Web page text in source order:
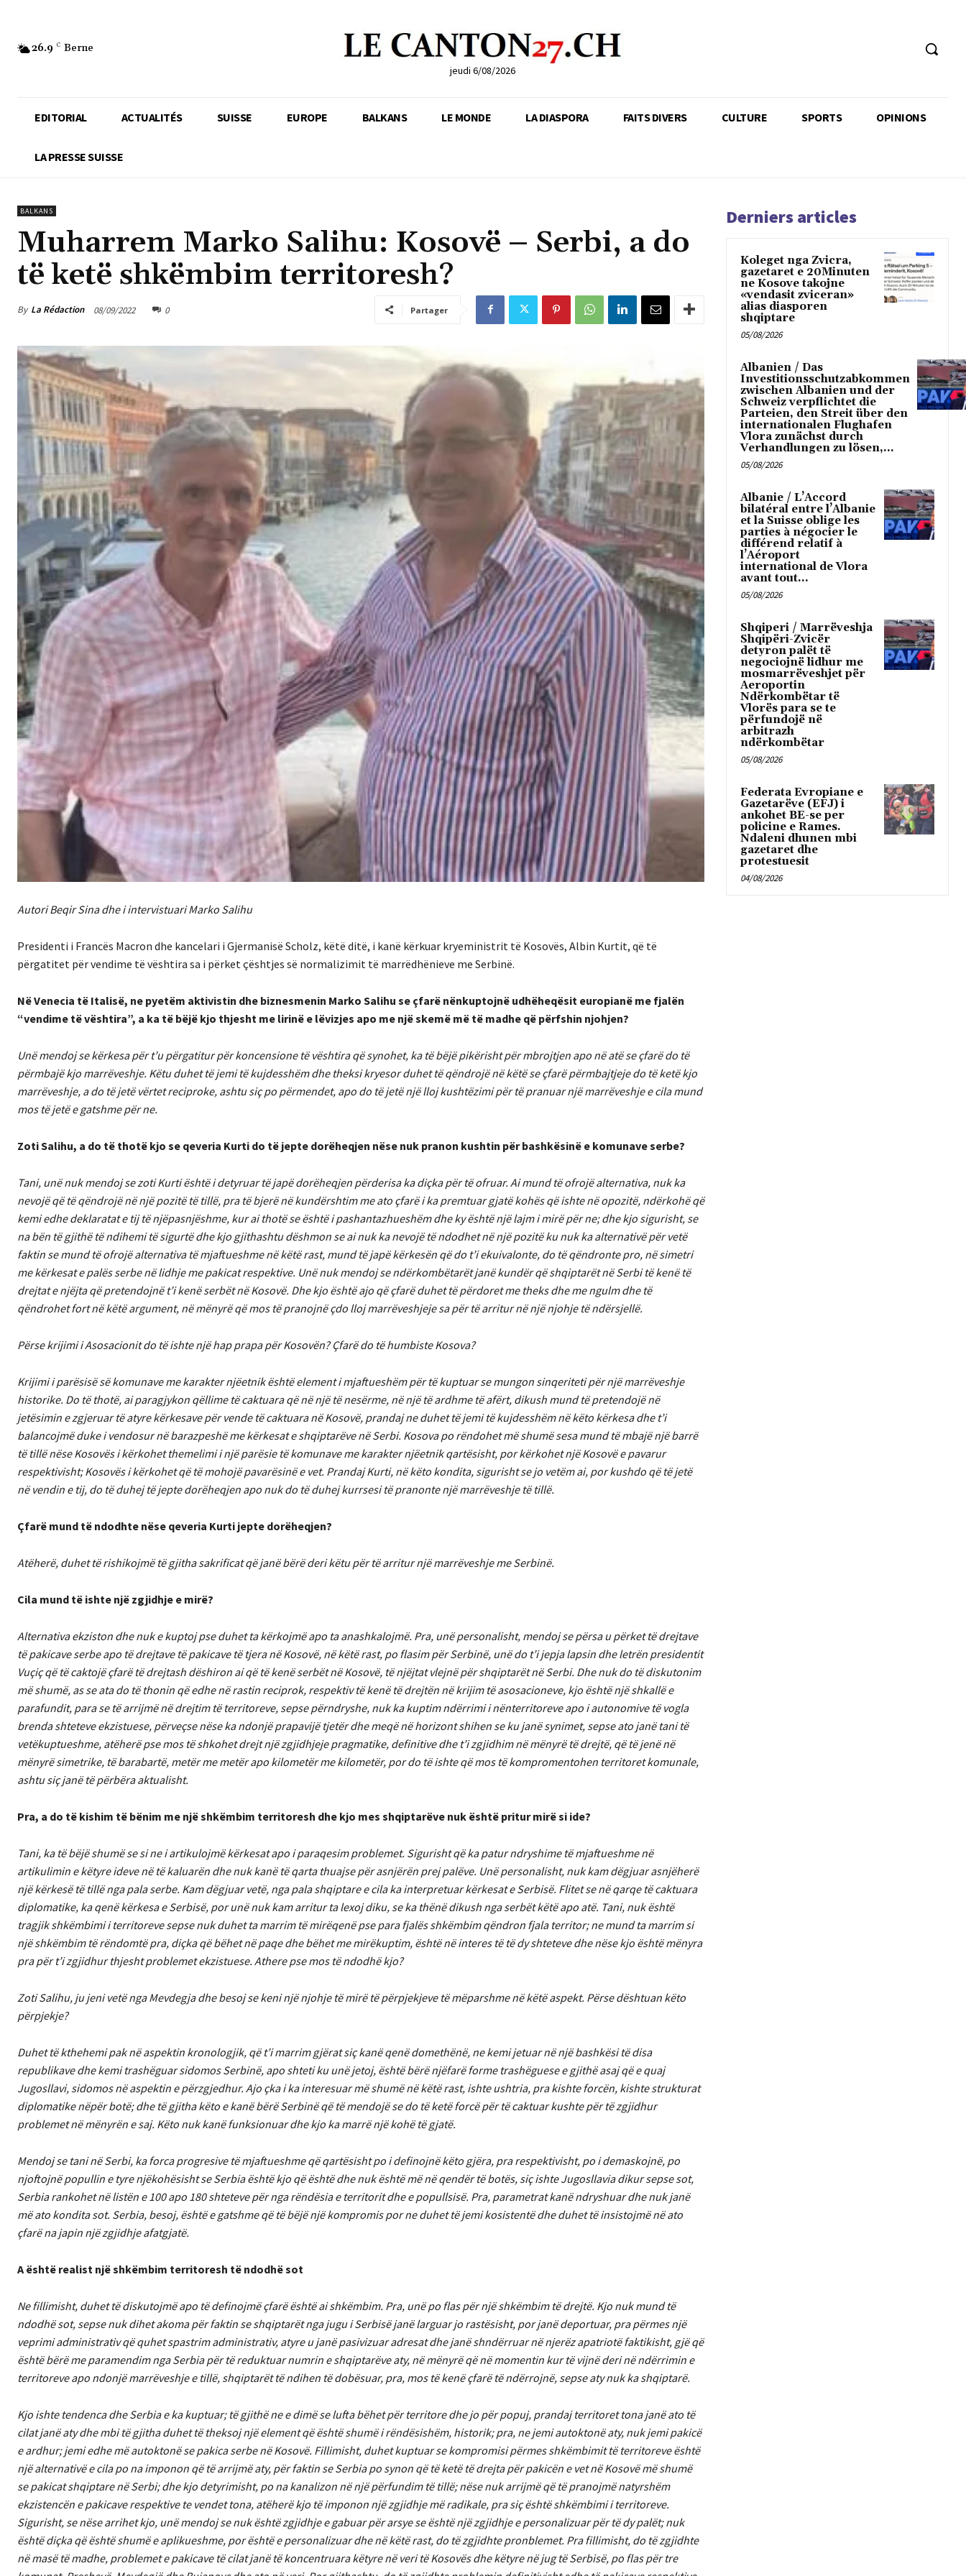
26.9 C Berne
jeudi 6/08/2026
EDITORIAL ACTUALITÉS SUISSE EUROPE BALKANS LE MONDE LA DIASPORA FAITS DIVERS CULTURE SPORTS OPINIONS
LA PRESSE SUISSE
BALKANS
Muharrem Marko Salihu: Kosovë – Serbi, a do
të ketë shkëmbim territoresh?
By La Rédaction 08/09/2022 0 Partager
Autori Beqir Sina dhe i intervistuari Marko Salihu
Presidenti i Francës Macron dhe kancelari i Gjermanisë Scholz, këtë ditë, i kanë kërkuar kryeministrit të Kosovës, Albin Kurtit, që të
përgatitet për vendime të vështira sa i përket çështjes së normalizimit të marrëdhënieve me Serbinë.
Në Venecia të Italisë, ne pyetëm aktivistin dhe biznesmenin Marko Salihu se çfarë nënkuptojnë udhëheqësit europianë me fjalën
“vendime të vështira”, a ka të bëjë kjo thjesht me lirinë e lëvizjes apo me një skemë më të madhe që përfshin njohjen?
Unë mendoj se kërkesa për t’u përgatitur për koncensione të vështira që synohet, ka të bëjë pikërisht për mbrojtjen apo në atë se çfarë do të
përmbajë kjo marrëveshje. Këtu duhet të jemi të kujdesshëm dhe theksi kryesor duhet të qëndrojë në këtë se çfarë përmbajtjeje do të ketë kjo
marrëveshje, a do të jetë vërtet reciproke, ashtu siç po përmendet, apo do të jetë një lloj kushtëzimi për të pranuar një marrëveshje e cila mund
mos të jetë e gatshme për ne.
Zoti Salihu, a do të thotë kjo se qeveria Kurti do të jepte dorëheqjen nëse nuk pranon kushtin për bashkësinë e komunave serbe?
Tani, unë nuk mendoj se zoti Kurti është i detyruar të japë dorëheqjen përderisa ka diçka për të ofruar. Ai mund të ofrojë alternativa, nuk ka
nevojë që të qëndrojë në një pozitë të tillë, pra të bjerë në kundërshtim me ato çfarë i ka premtuar gjatë kohës që ishte në opozitë, ndërkohë që
kemi edhe deklaratat e tij të njëpasnjëshme, kur ai thotë se është i pashantazhueshëm dhe ky është një lajm i mirë për ne; dhe kjo sigurisht, se
na bën të gjithë të ndihemi të sigurtë dhe kjo gjithashtu dëshmon se ai nuk ka nevojë të ndodhet në një pozitë ku nuk ka alternativë për vetë
faktin se mund të ofrojë alternativa të mjaftueshme në këtë rast, mund të japë kërkesën që do t’i ekuivalonte, do të qëndronte pro, në simetri
me kërkesat e palës serbe në lidhje me pakicat respektive. Unë nuk mendoj se ndërkombëtarët janë kundër që shqiptarët në Serbi të kenë të
drejtat e njëjta që pretendojnë t’i kenë serbët në Kosovë. Dhe kjo është ajo që çfarë duhet të përdoret me theks dhe me ngulm dhe të
qëndrohet fort në këtë argument, në mënyrë që mos të pranojnë çdo lloj marrëveshjeje sa për të arritur në një njohje të ndërsjellë.
Përse krijimi i Asosacionit do të ishte një hap prapa për Kosovën? Çfarë do të humbiste Kosova?
Krijimi i parësisë së komunave me karakter njëetnik është element i mjaftueshëm për të kuptuar se mungon sinqeriteti për një marrëveshje
historike. Do të thotë, ai paragjykon qëllime të caktuara që në një të nesërme, në një të ardhme të afërt, dikush mund të pretendojë në
jetësimin e zgjeruar të atyre kërkesave për vende të caktuara në Kosovë, prandaj ne duhet të jemi të kujdesshëm në këto kërkesa dhe t’i
balancojmë duke i vendosur në barazpeshë me kërkesat e shqiptarëve në Serbi. Kosova po rëndohet më shumë sesa mund të mbajë një barrë
të tillë nëse Kosovës i kërkohet themelimi i një parësie të komunave me karakter njëetnik qartësisht, por kërkohet një Kosovë e pavarur
respektivisht; Kosovës i kërkohet që të mohojë pavarësinë e vet. Prandaj Kurti, në këto kondita, sigurisht se jo vetëm ai, por kushdo që të jetë
në vendin e tij, do të duhej të jepte dorëheqjen apo nuk do të duhej kurrsesi të pranonte një marrëveshje të tillë.
Çfarë mund të ndodhte nëse qeveria Kurti jepte dorëheqjen?
Atëherë, duhet të rishikojmë të gjitha sakrificat që janë bërë deri këtu për të arritur një marrëveshje me Serbinë.
Cila mund të ishte një zgjidhje e mirë?
Alternativa ekziston dhe nuk e kuptoj pse duhet ta kërkojmë apo ta anashkalojmë. Pra, unë personalisht, mendoj se përsa u përket të drejtave
të pakicave serbe apo të drejtave të pakicave të tjera në Kosovë, në këtë rast, po flasim për Serbinë, unë do t’i jepja lapsin dhe letrën presidentit
Vuçiç që të caktojë çfarë të drejtash dëshiron ai që të kenë serbët në Kosovë, të njëjtat vlejnë për shqiptarët në Serbi. Dhe nuk do të diskutonim
më shumë, as se ata do të thonin që edhe në rastin reciprok, respektiv të kenë të drejtën në krijim të asosacioneve, kjo është një shkallë e
parafundit, para se të arrijmë në drejtim të territoreve, sepse përndryshe, nuk ka kuptim ndërrimi i nënterritoreve apo i autonomive të vogla
brenda shteteve ekzistuese, përveçse nëse ka ndonjë prapavijë tjetër dhe meqë në horizont shihen se ku janë synimet, sepse ato janë tani të
vetëkuptueshme, atëherë pse mos të shkohet drejt një zgjidhjeje pragmatike, definitive dhe t’i zgjidhim në mënyrë të drejtë, që të jenë në
mënyrë simetrike, të barabartë, metër me metër apo kilometër me kilometër, por do të ishte që mos të kompromentohen territoret komunale,
ashtu siç janë të përbëra aktualisht.
Pra, a do të kishim të bënim me një shkëmbim territoresh dhe kjo mes shqiptarëve nuk është pritur mirë si ide?
Tani, ka të bëjë shumë se si ne i artikulojmë kërkesat apo i paraqesim problemet. Sigurisht që ka patur ndryshime të mjaftueshme në
artikulimin e këtyre ideve në të kaluarën dhe nuk kanë të qarta thuajse për asnjërën prej palëve. Unë personalisht, nuk kam dëgjuar asnjëherë
një kërkesë të tillë nga pala serbe. Kam dëgjuar vetë, nga pala shqiptare e cila ka interpretuar kërkesat e Serbisë. Flitet se në qarqe të caktuara
diplomatike, ka qenë kërkesa e Serbisë, por unë nuk kam arritur ta lexoj diku, se ka thënë dikush nga serbët këtë apo atë. Tani, nuk është
tragjik shkëmbimi i territoreve sepse nuk duhet ta marrim të mirëqenë pse para fjalës shkëmbim qëndron fjala territor; ne mund ta marrim si
një shkëmbim të rëndomtë pra, diçka që bëhet në paqe dhe bëhet me mirëkuptim, është në interes të të dy shteteve dhe nëse kjo është mënyra
pra për t’i zgjidhur thjesht problemet ekzistuese. Athere pse mos të ndodhë kjo?
Zoti Salihu, ju jeni vetë nga Mevdegja dhe besoj se keni një njohje të mirë të përpjekjeve të mëparshme në këtë aspekt. Përse dështuan këto
përpjekje?
Duhet të kthehemi pak në aspektin kronologjik, që t’i marrim gjërat siç kanë qenë domethënë, ne kemi jetuar në një bashkësi të disa
republikave dhe kemi trashëguar sidomos Serbinë, apo shteti ku unë jetoj, është bërë njëfarë forme trashëguese e gjithë asaj që e quaj
Jugosllavi, sidomos në aspektin e përzgjedhur. Ajo çka i ka interesuar më shumë në këtë rast, ishte ushtria, pra kishte forcën, kishte strukturat
diplomatike nëpër botë; dhe të gjitha këto e kanë bërë Serbinë që të mendojë se do të ketë forcë për të caktuar kushte për të zgjidhur
problemet në mënyrën e saj. Këto nuk kanë funksionuar dhe kjo ka marrë një kohë të gjatë.
Mendoj se tani në Serbi, ka forca progresive të mjaftueshme që qartësisht po i definojnë këto gjëra, pra respektivisht, po i demaskojnë, po
njoftojnë popullin e tyre njëkohësisht se Serbia është kjo që është dhe nuk është më në qendër të botës, siç ishte Jugosllavia dikur sepse sot,
Serbia rankohet në listën e 100 apo 180 shteteve për nga rëndësia e territorit dhe e popullsisë. Pra, parametrat kanë ndryshuar dhe nuk janë
më ato kondita sot. Serbia, besoj, është e gatshme që të bëjë një kompromis por ne duhet të jemi kosistentë dhe duhet të insistojmë në ato
çfarë na japin një zgjidhje afatgjatë.
A është realist një shkëmbim territoresh të ndodhë sot
Ne fillimisht, duhet të diskutojmë apo të definojmë çfarë është ai shkëmbim. Pra, unë po flas për një shkëmbim të drejtë. Kjo nuk mund të
ndodhë sot, sepse nuk dihet akoma për faktin se shqiptarët nga jugu i Serbisë janë larguar jo rastësisht, por janë deportuar, pra përmes një
veprimi administrativ që quhet spastrim administrativ, atyre u janë pasivizuar adresat dhe janë shndërruar në njerëz apatriotë faktikisht, gjë që
është bërë me paramendim nga Serbia për të reduktuar numrin e shqiptarëve aty, në mënyrë që në momentin kur të vijnë deri në ndërrimin e
territoreve apo ndonjë marrëveshje e tillë, shqiptarët të ndihen të dobësuar, pra, mos të kenë çfarë të ndërrojnë, sepse aty nuk ka shqiptarë.
Kjo ishte tendenca dhe Serbia e ka kuptuar; të gjithë ne e dimë se lufta bëhet për territore dhe jo për popuj, prandaj territoret tona janë ato të
cilat janë aty dhe mbi të gjitha duhet të theksoj një element që është shumë i rëndësishëm, historik; pra, ne jemi autoktonë aty, nuk jemi pakicë
e ardhur; jemi edhe më autoktonë se pakica serbe në Kosovë. Fillimisht, duhet kuptuar se kompromisi përmes shkëmbimit të territoreve është
një alternativë e cila po na imponon që të arrijmë aty, për faktin se Serbia po synon që të ketë të drejta për pakicën e vet në Kosovë më shumë
se pakicat shqiptare në Serbi; dhe kjo detyrimisht, po na kanalizon në një përfundim të tillë; nëse nuk arrijmë që të pranojmë natyrshëm
ekzistencën e pakicave respektive te vendet tona, atëherë kjo të imponon një zgjidhje më radikale, pra siç është shkëmbimi i territoreve.
Sigurisht, se nëse arrihet kjo, unë mendoj se nuk është zgjidhje e gabuar për arsye se është një zgjidhje e personalizuar për të dy palët; nuk
është diçka që është shumë e aplikueshme, por është e personalizuar dhe në këtë rast, do të zgjidhte pronblemet. Pra fillimisht, do të zgjidhte
në masë të madhe, problemet e pakicave të cilat janë të koncentruara këtyre në veri të Kosovës dhe këtyre në jug të Serbisë, po flas për tre
Derniers articles
Koleget nga Zvicra,
gazetaret e 20Minuten
ne Kosove takojne
«vendasit zviceran»
alias diasporen
shqiptare
05/08/2026
Albanien / Das
Investitionsschutzabkommen
zwischen Albanien und der
Schweiz verpflichtet die
Parteien, den Streit über den
internationalen Flughafen
Vlora zunächst durch
Verhandlungen zu lösen,...
05/08/2026
Albanie / L’Accord
bilatéral entre l’Albanie
et la Suisse oblige les
parties à négocier le
différend relatif à
l’Aéroport
international de Vlora
avant tout...
05/08/2026
Shqiperi / Marrëveshja
Shqipëri-Zvicër
detyron palët të
negociojnë lidhur me
mosmarrëveshjet për
Aeroportin
Ndërkombëtar të
Vlorës para se te
përfundojë në
arbitrazh
ndërkombëtar
05/08/2026
Federata Evropiane e
Gazetarëve (EFJ) i
ankohet BE-se per
policine e Rames.
Ndaleni dhunen mbi
gazetaret dhe
protestuesit
04/08/2026